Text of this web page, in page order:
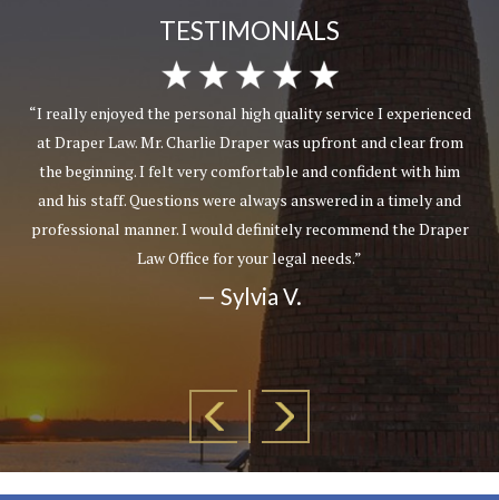
TESTIMONIALS
“I really enjoyed the personal high quality service I experienced
at Draper Law. Mr. Charlie Draper was upfront and clear from
the beginning. I felt very comfortable and confident with him
and his staff. Questions were always answered in a timely and
professional manner. I would definitely recommend the Draper
Law Office for your legal needs.”
— Sylvia V.